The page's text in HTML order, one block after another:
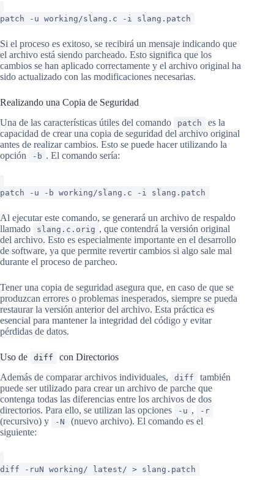
patch -u working/slang.c -i slang.patch
Si el proceso es exitoso, se recibirá un mensaje indicando que
el archivo está siendo parcheado. Esto significa que los
cambios se han aplicado correctamente y el archivo original ha
sido actualizado con las modificaciones necesarias.
Realizando una Copia de Seguridad
Una de las características útiles del comando
patch
es la
capacidad de crear una copia de seguridad del archivo original
antes de realizar cambios. Esto se puede hacer utilizando la
opción
-b . El comando sería:
patch -u -b working/slang.c -i slang.patch
Al ejecutar este comando, se generará un archivo de respaldo
llamado
slang.c.orig , que contendrá la versión original
del archivo. Esto es especialmente importante en el desarrollo
de software, ya que permite revertir cambios si algo sale mal
durante el proceso de parcheo.
Tener una copia de seguridad asegura que, en caso de que se
produzcan errores o problemas inesperados, siempre se pueda
restaurar la versión anterior del archivo. Esta práctica es
esencial para mantener la integridad del código y evitar
pérdidas de datos.
Uso de diff
con Directorios
Además de comparar archivos individuales,
diff
también
puede ser utilizado para crear un archivo de parche que
contenga todas las diferencias entre los archivos de dos
directorios. Para ello, se utilizan las opciones
-u , -r
(recursivo) y -N
(nuevo archivo). El comando es el
siguiente:
diff -ruN working/ latest/ > slang.patch